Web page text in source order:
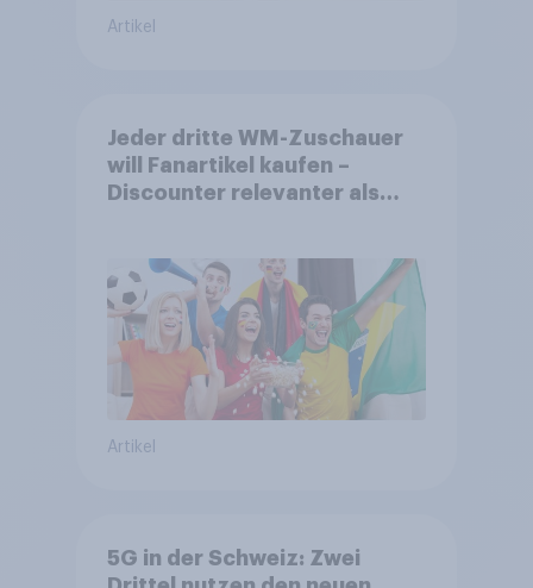
Artikel
Jeder dritte WM-Zuschauer
will Fanartikel kaufen –
Discounter relevanter als
Artikel
5G in der Schweiz: Zwei